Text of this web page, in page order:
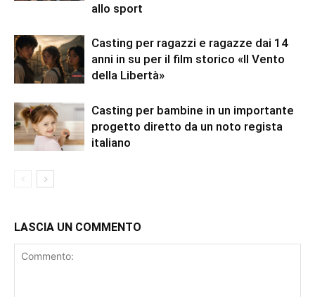
allo sport
Casting per ragazzi e ragazze dai 14
anni in su per il film storico «Il Vento
della Libertà»
Casting per bambine in un importante
progetto diretto da un noto regista
italiano
LASCIA UN COMMENTO